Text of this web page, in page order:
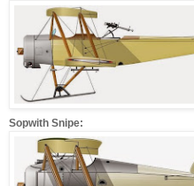
Sopwith Snipe: